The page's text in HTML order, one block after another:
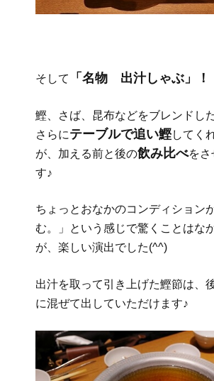
そして 「名物 出汁しゃぶ」！
鰹、さば、昆布などをブレンドし
さらにテーブルで追い鰹してく
が、加える前と後の飲み比べをさ
す♪
ちょっとおなかのコンディション
む。」という感じで驚くことはな
が、楽しい演出でした(^^)
出汁を取って引き上げた鰹節は、
に混ぜて出していただけます♪